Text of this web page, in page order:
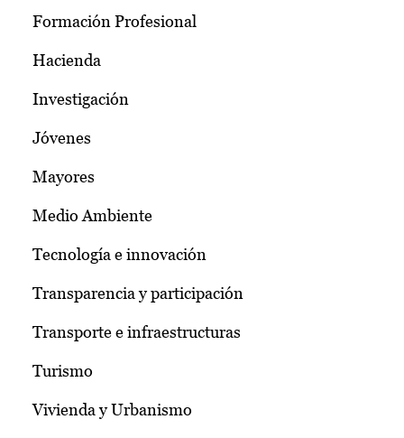
Formación Profesional
Hacienda
Investigación
Jóvenes
Mayores
Medio Ambiente
Tecnología e innovación
Transparencia y participación
Transporte e infraestructuras
Turismo
Vivienda y Urbanismo